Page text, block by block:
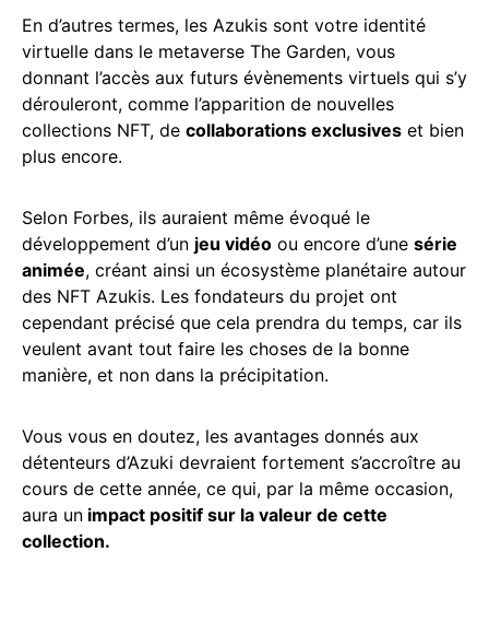
En d’autres termes, les Azukis sont votre identité
virtuelle dans le metaverse The Garden, vous
donnant l’accès aux futurs évènements virtuels qui s’y
dérouleront, comme l’apparition de nouvelles
collections NFT, de collaborations exclusives et bien
plus encore.
Selon Forbes, ils auraient même évoqué le
développement d’un jeu vidéo ou encore d’une série
animée, créant ainsi un écosystème planétaire autour
des NFT Azukis. Les fondateurs du projet ont
cependant précisé que cela prendra du temps, car ils
veulent avant tout faire les choses de la bonne
manière, et non dans la précipitation.
Vous vous en doutez, les avantages donnés aux
détenteurs d’Azuki devraient fortement s’accroître au
cours de cette année, ce qui, par la même occasion,
aura un impact positif sur la valeur de cette
collection.